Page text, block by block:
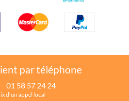
par téléphone
01 58 57 24 24
d’un appel local